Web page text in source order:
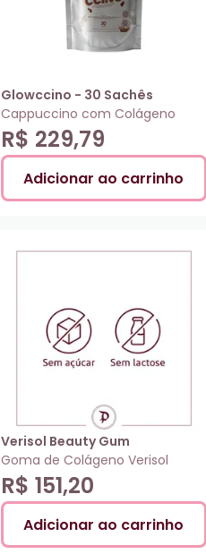
Glowccino - 30 Sachês
Cappuccino com Colágeno
R$ 229,79
Adicionar ao carrinho
Verisol Beauty Gum
Goma de Colágeno Verisol
R$ 151,20
Adicionar ao carrinho